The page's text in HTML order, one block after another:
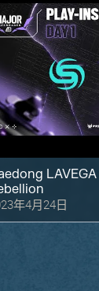
LAVEGA
年4月24日